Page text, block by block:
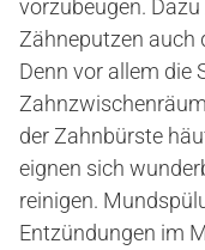
vorzubeugen.
Zähneputzen auch
Denn vor allem die
der Zahnbürste
eignen sich
reinigen.
Entzündungen im